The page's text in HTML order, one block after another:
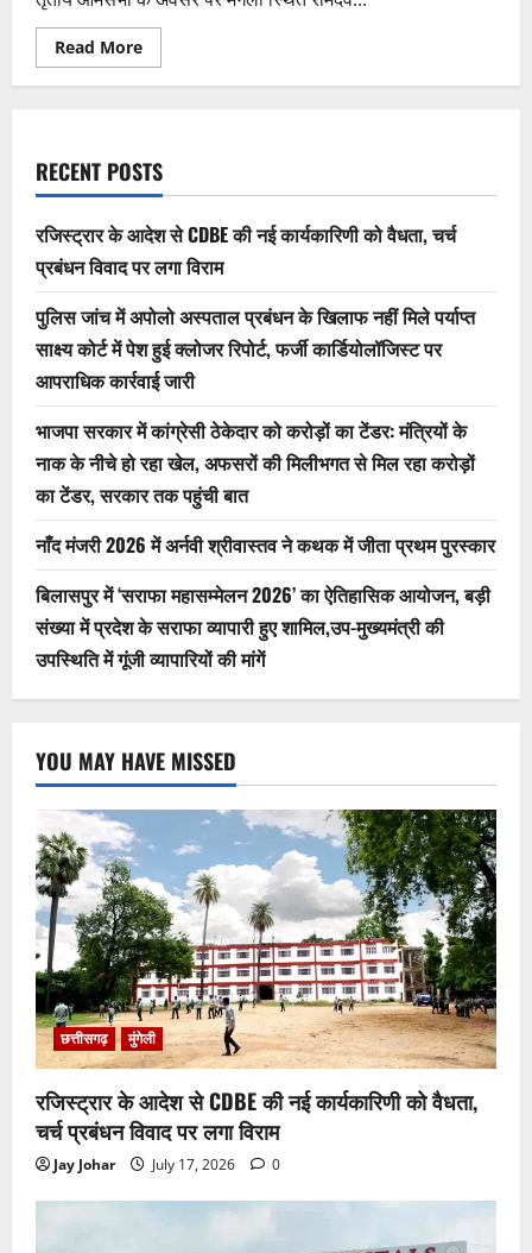
Read MoreRead
more
2026’
का
ऐतिहासिक
बड़ी
संख्या
में
प्रदेश
के
सराफा
व्यापारी
हुए
शामिल,उप-
मुख्यमंत्री
की
उपस्थिति
में
गूंजी
व्यापारियों
की
मांगें
RECENT POSTS
रजिस्ट्रार के आदेश से CDBE की नई कार्यकारिणी को वैधता, चर्च
प्रबंधन विवाद पर लगा विराम
पुलिस जांच में अपोलो अस्पताल प्रबंधन के खिलाफ नहीं मिले पर्याप्त
साक्ष्य कोर्ट में पेश हुई क्लोजर रिपोर्ट, फर्जी कार्डियोलॉजिस्ट पर
आपराधिक कार्रवाई जारी
भाजपा सरकार में कांग्रेसी ठेकेदार को करोड़ों का टेंडर: मंत्रियों के
नाक के नीचे हो रहा खेल, अफसरों की मिलीभगत से मिल रहा करोड़ों
का टेंडर, सरकार तक पहुंची बात
नाँद मंजरी 2026 में अर्नवी श्रीवास्तव ने कथक में जीता प्रथम पुरस्कार
बिलासपुर में ‘सराफा महासम्मेलन 2026’ का ऐतिहासिक आयोजन, बड़ी
संख्या में प्रदेश के सराफा व्यापारी हुए शामिल,उप-मुख्यमंत्री की
उपस्थिति में गूंजी व्यापारियों की मांगें
YOU MAY HAVE MISSED
छत्तीसगढ़ मुंगेली
रजिस्ट्रार के आदेश से CDBE की नई कार्यकारिणी को वैधता,
चर्च प्रबंधन विवाद पर लगा विराम
Jay Johar July 17, 2026 0